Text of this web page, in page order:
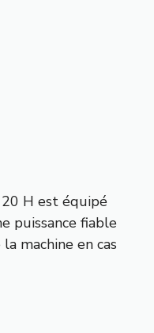
H est équipé
puissance fiable
machine en cas